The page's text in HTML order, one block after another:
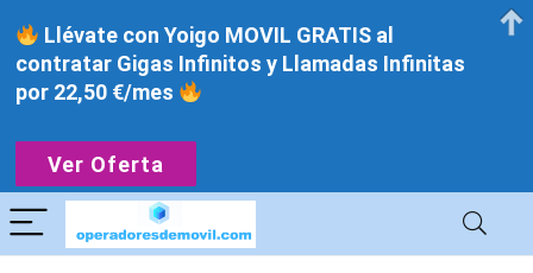
Llévate con Yoigo MOVIL GRATIS al
contratar Gigas Infinitos y Llamadas Infinitas
por 22,50 €/mes
Ver Oferta